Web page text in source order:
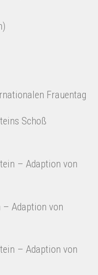
Frauentag
Schoß
– Adaption von
– Adaption von
– Adaption von